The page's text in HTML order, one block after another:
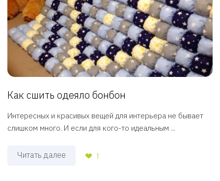
Как сшить одеяло бонбон
Интересных и красивых вещей для интерьера не бывает
слишком много. И если для кого-то идеальным ...
Читать далее 1